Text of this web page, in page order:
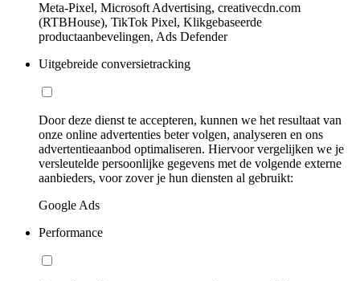
Meta-Pixel, Microsoft Advertising, creativecdn.com
(RTBHouse), TikTok Pixel, Klikgebaseerde
productaanbevelingen, Ads Defender
Uitgebreide conversietracking
Door deze dienst te accepteren, kunnen we het resultaat van
onze online advertenties beter volgen, analyseren en ons
advertentieaanbod optimaliseren. Hiervoor vergelijken we je
versleutelde persoonlijke gegevens met de volgende externe
aanbieders, voor zover je hun diensten al gebruikt:
Google Ads
Performance